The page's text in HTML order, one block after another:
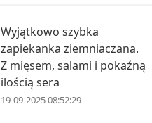
Wyjątkowo szybka
zapiekanka ziemniaczana.
Z mięsem, salami i pokaźną
ilością sera
19-09-2025 08:52:29